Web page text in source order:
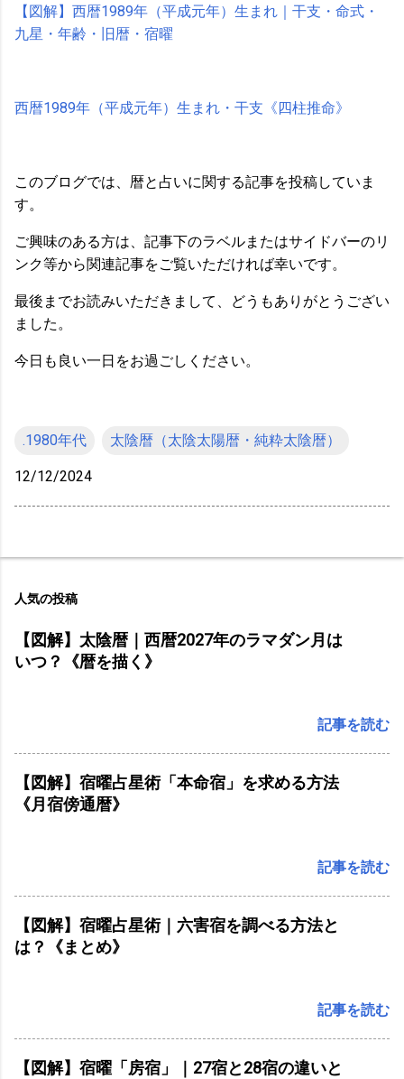
【図解】西暦1989年（平成元年）生まれ｜干支・命式・
九星・年齢・旧暦・宿曜
西暦1989年（平成元年）生まれ・干支《四柱推命》
このブログでは、暦と占いに関する記事を投稿していま
す。
ご興味のある方は、記事下のラベルまたはサイドバーのリ
ンク等から関連記事をご覧いただければ幸いです。
最後までお読みいただきまして、どうもありがとうござい
ました。
今日も良い一日をお過ごしください。
.1980年代 太陰暦（太陰太陽暦・純粋太陰暦）
12/12/2024
人気の投稿
【図解】太陰暦｜西暦2027年のラマダン月は
いつ？《暦を描く》
記事を読む
【図解】宿曜占星術「本命宿」を求める方法
《月宿傍通暦》
記事を読む
【図解】宿曜占星術｜六害宿を調べる方法と
は？《まとめ》
記事を読む
【図解】宿曜「房宿」｜27宿と28宿の違いと